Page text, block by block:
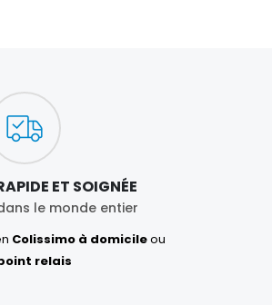
ET SOIGNÉE
le monde entier
Colissimo à domicileou
relais